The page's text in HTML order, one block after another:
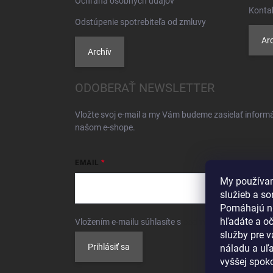
My
služieb a
Pomáhajú
hľadáte a
služby pre
náladu a
vyššej
Odstúpenie spotrebiteľa od zmluvy
Archív
ODOBERAŤ NEWSLETTER
Vložte svoj e-mail a my Vám budeme zasielať
našom e-shope.
EMAIL
Vložením e-mailu súhlasíte s podmienkami ochrany
Prihlásiť sa